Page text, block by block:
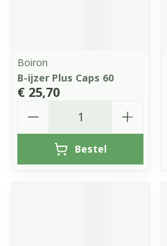
Boiron
B-ijzer Plus Caps 60
€ 25,70
Bestel